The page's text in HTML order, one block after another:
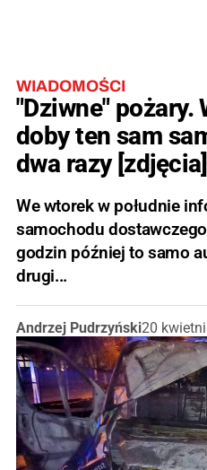
WIADOMOŚCI
"Dziwne" pożary.
doby ten sam
dwa razy [zdjęcia]
We wtorek w południe
samochodu
godzin później to samo
drugi...
Andrzej Pudrzyński20